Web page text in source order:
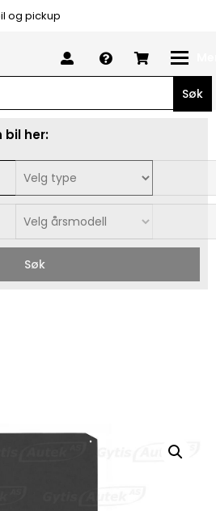
og pickup
bil her:
Søk